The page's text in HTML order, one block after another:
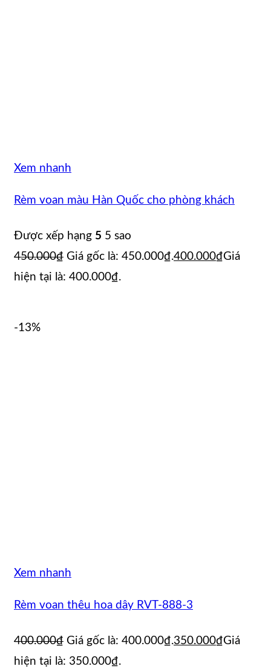
Xem nhanh
Rèm voan màu Hàn Quốc cho phòng khách
Được xếp hạng 5 5 sao
450.000₫ Giá gốc là: 450.000₫.400.000₫Giá
hiện tại là: 400.000₫.
-13%
Xem nhanh
Rèm voan thêu hoa dây RVT-888-3
400.000₫ Giá gốc là: 400.000₫.350.000₫Giá
hiện tại là: 350.000₫.